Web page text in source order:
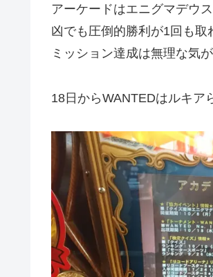
アーケードはエニグマデウス
凶でも圧倒的勝利が1回も取
ミッション達成は無理な気が
18日からWANTEDはルキア